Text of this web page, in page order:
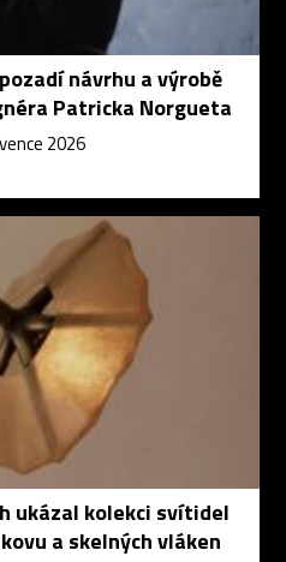
návrhu a výrobě
Patricka Norgueta
2026
ukázal kolekci svítidel
a skelných vláken